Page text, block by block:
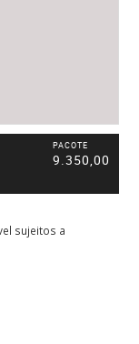
PACOTE
9.350,00
sujeitos a